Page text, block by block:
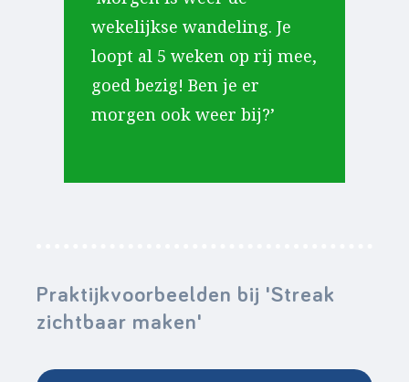
wekelijkse wandeling. Je
loopt al 5 weken op rij mee,
goed bezig! Ben je er
morgen ook weer bij?’
Praktijkvoorbeelden bij 'Streak
zichtbaar maken'